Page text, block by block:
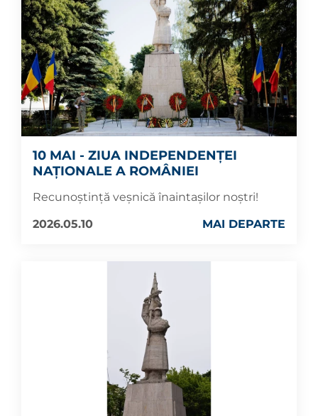
10 MAI - ZIUA INDEPENDENȚEI
NAȚIONALE A ROMÂNIEI
Recunoștință veșnică înaintașilor noștri!
2026.05.10
MAI DEPARTE